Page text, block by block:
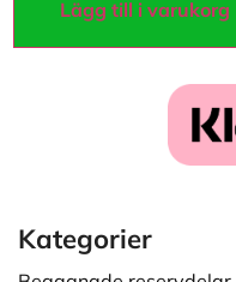
Lägg till i varukorg
Kategorier